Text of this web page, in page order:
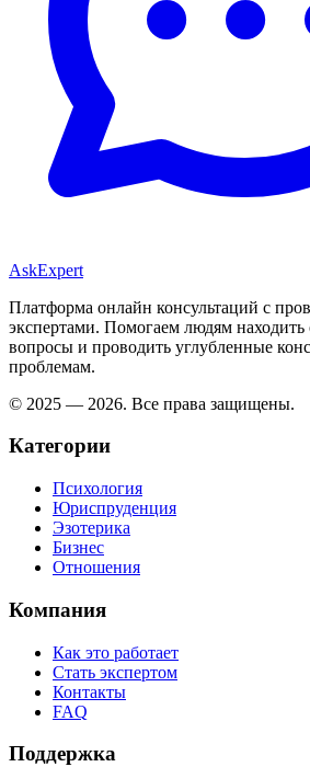
AskExpert
Платформа онлайн консультаций с
экспертами. Помогаем людям
вопросы и проводить углубленные
проблемам.
© 2025 — 2026. Все права защищены.
Категории
Психология
Юриспруденция
Эзотерика
Бизнес
Отношения
Компания
Как это работает
Стать экспертом
Контакты
FAQ
Поддержка